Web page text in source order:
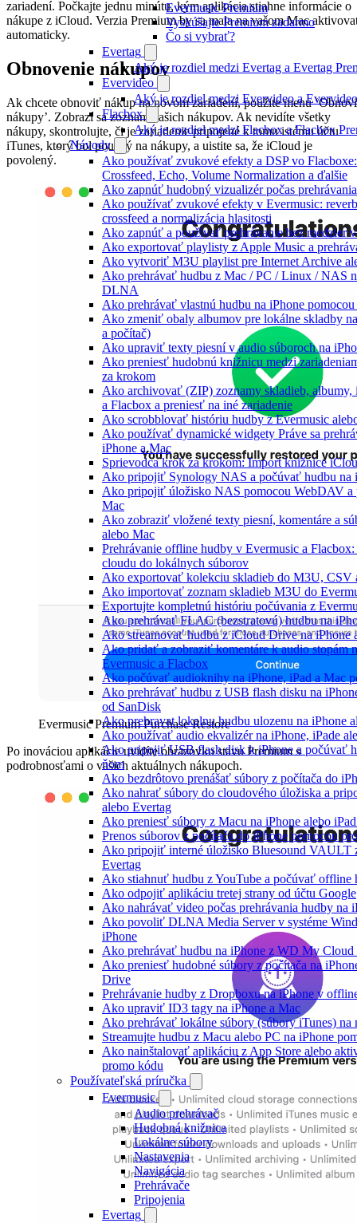
Evermusic Premium
Vyskúšajte Premium zadarmo
Čo si vybrať?
Evertag
Aký je rozdiel medzi Evertag a Evertag
Evervideo
Aký je rozdiel medzi Evervideo a
Flacbox
Aký je rozdiel medzi Flacbox a Flacbox
Návody
Ako používať zvukové efekty a DSP vo
Crossfeed, Echo, Volume Normalization a ďalšie
Ako zapnúť hudobný vizualizér počas
Ako používať zvukové efekty v Evermusic:
crossfeed a normalizácia hlasitosti
Ako zapnúť a používať prehrávanie bez medzier
Ako exportovať playlisty z Apple Music a
Ako vytvoriť M3U playlist pre Internet Archive
Ako prehrávať hudbu z Mac / PC / Linux / NAS
DLNA
Ako prehrávať vlastnú hudbu na iPhone
Ako zmeniť obaly albumov pre lokálne skladby
a počítač)
Ako upraviť texty piesní v audio súboroch na
Ako preniesť hudobnú knižnicu medzi
za krokom
Ako archivovať (ZIP) zoznamy skladieb, albumy,
a Flacbox a preniesť na iné zariadenie
Ako scrobblovať históriu hudby z Evermusic
Ako používať dynamické widgety Práve sa
iPhone a Mac
Sprievodca krok za krokom: Import knižnice
Ako pripojiť Synology NAS a počúvať hudbu na
Ako pripojiť úložisko NAS pomocou WebDAV a
Mac
Ako zobraziť vložené texty piesní, komentáre a
alebo Mac
Prehrávanie offline hudby v Evermusic a
cloudu do lokálnych súborov
Ako exportovať kolekciu skladieb do M3U, CSV
Ako importovať zoznam skladieb M3U do
Exportujte kompletnú históriu počúvania z
Ako prehrávať FLAC (bezstratovú) hudbu na
Ako streamovať hudbu z iCloud Drive na iPhone
Ako pridať a zobraziť komentáre k audio stopám
Evermusic a Flacbox
Ako počúvať audioknihy na iPhone, iPad a Mac
Ako prehrávať hudbu z USB flash disku na
od SanDisk
Ako prehravat lokalnu hudbu ulozenu na iPhone
Ako používať audio ekvalizér na iPhone, iPade
Ako pripojiť USB flash disk k iPhone a počúvať
ňom
Ako bezdrôtovo prenášať súbory z počítača do
Ako nahrať súbory do cloudového úložiska a
alebo Evertag
Ako preniesť súbory z Macu na iPhone alebo
Prenos súborov z počítača do iPhone pomocou
Ako pripojiť interné úložisko Bluesound VAULT
Evertag
Ako stiahnuť hudbu z YouTube a počúvať offline
Ako odpojiť aplikáciu tretej strany od účtu Google
Ako nahrávať video počas prehrávania hudby na
Ako povoliť DLNA Media Server v systéme
iPhone
Ako prehrávať hudbu na iPhone z WD My Cloud
Ako preniesť hudobné súbory z počítača na
Drive
Prehrávanie hudby z Dropboxu na iPhone v
Ako upraviť ID3 tagy na iPhone a Mac
Ako prehrávať lokálne súbory (súbory iTunes) na
Streamujte hudbu z Macu alebo PC na iPhone
Ako nainštalovať aplikáciu z App Store alebo
promo kódu
Používateľská príručka
Evermusic
Audio prehrávač
Hudobná knižnica
Lokálne súbory
Nastavenia
Navigácia
Prehrávače
Pripojenia
Evertag
zariadení. Počkajte jednu minútu, kým aplikácia stiahne informácie o
nákupe z iCloud. Verzia Premium by sa mala na vašom Mac
automaticky.
Obnovenie nákupov
Ak chcete obnoviť nákup na novom zariadení, použite menu
nákupy’. Zobrazí sa zoznam vašich nákupov. Ak nevidíte všetky
nákupy, skontrolujte, či je zariadenie pripojené k tomu istému účtu
iTunes, ktorý bol použitý na nákupy, a uistite sa, že iCloud je
povolený.
Evermusic Premium Purchase Restore
Po inováciou aplikácie uvidíte obrazovku stavu Premium s
podrobnosťami o vašich aktuálnych nákupoch.